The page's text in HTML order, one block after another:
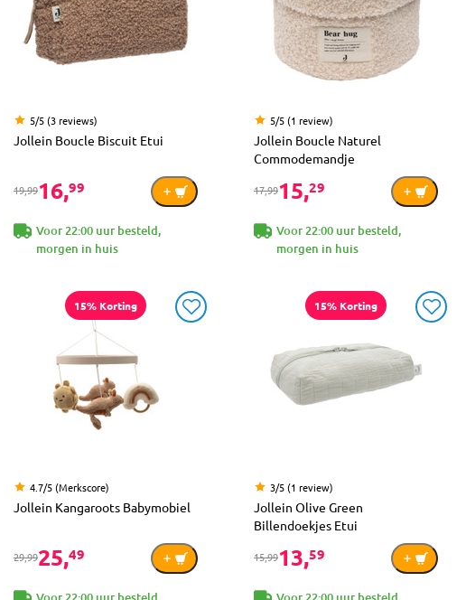
5/5 (3 reviews)
Jollein Boucle Biscuit Etui
19,9916,99
Voor 22:00 uur besteld,
morgen in huis
5/5 (1 review)
Jollein Boucle Naturel
Commodemandje
17,9915,29
Voor 22:00 uur besteld,
morgen in huis
15% Korting
4.7/5 (Merkscore)
Jollein Kangaroots Babymobiel
29,9925,49
15% Korting
3/5 (1 review)
Jollein Olive Green
Billendoekjes Etui
15,9913,59